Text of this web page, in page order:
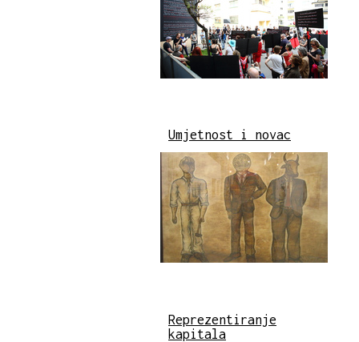
Umjetnost i novac
Reprezentiranje
kapitala